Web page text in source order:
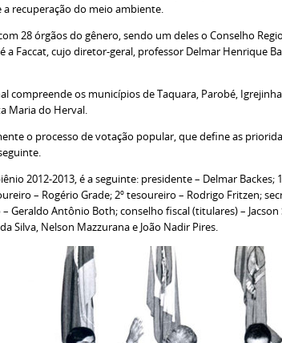
a recuperação do meio ambiente.
28 órgãos do gênero, sendo um deles o Conselho
é a Faccat, cujo diretor-geral, professor Delmar Henrique
compreende os municípios de Taquara, Parobé,
Maria do Herval.
o processo de votação popular, que define as
2012-2013, é a seguinte: presidente – Delmar Backes;
– Rogério Grade; 2º tesoureiro – Rodrigo Fritzen;
Geraldo Antônio Both; conselho fiscal (titulares) –
Silva, Nelson Mazzurana e João Nadir Pires.